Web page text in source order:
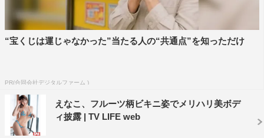
“宝くじは運じゃなかった”当たる人の“共通点”を知っただけ
PR(合同会社デジタルファーム )
えなこ、フルーツ柄ビキニ姿でメリハリ美ボデ
ィ披露 | TV LIFE web